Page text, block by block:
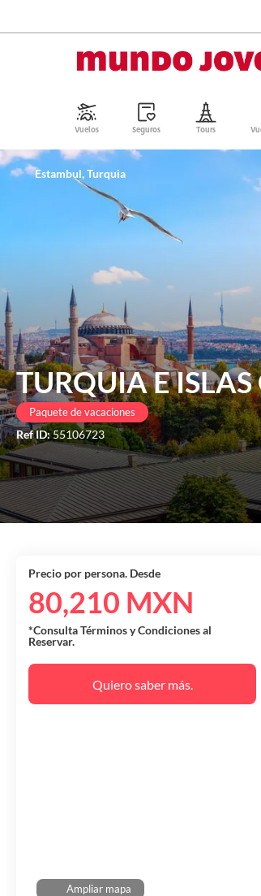
Vuelos Seguros Tours
TURQUIA E
Paquete de vacaciones
Ref ID:55106723
Estambul, Turquia
Precio por persona. Desde
80,210 MXN
*Consulta Términos y Condiciones al
Reservar.
Quiero saber más.
Ampliar mapa